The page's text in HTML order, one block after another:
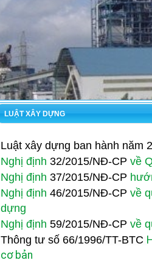
LUẬT XÂY DỰNG
Luật xây dựng ban hành năm
Nghị định 32/2015/NĐ-CP về
Nghị định 37/2015/NĐ-CP
Nghị định 46/2015/NĐ-CP về
dựng
Nghị định 59/2015/NĐ-CP về
Thông tư số 66/1996/TT-BTC
cơ bản